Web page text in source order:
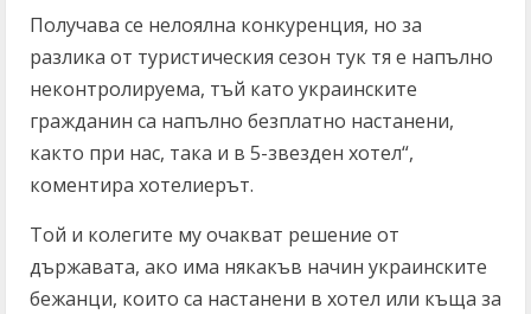
Получава се нелоялна конкуренция, но за
разлика от туристическия сезон тук тя е напълно
неконтролируема, тъй като украинските
гражданин са напълно безплатно настанени,
както при нас, така и в 5-звезден хотел“,
коментира хотелиерът.
Той и колегите му очакват решение от
държавата, ако има някакъв начин украинските
бежанци, които са настанени в хотел или къща за